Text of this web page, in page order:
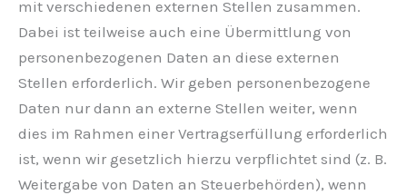
mit verschiedenen externen Stellen zusammen.
Dabei ist teilweise auch eine Übermittlung von
personenbezogenen Daten an diese externen
Stellen erforderlich. Wir geben personenbezogene
Daten nur dann an externe Stellen weiter, wenn
dies im Rahmen einer Vertragserfüllung erforderlich
ist, wenn wir gesetzlich hierzu verpflichtet sind (z. B.
Weitergabe von Daten an Steuerbehörden), wenn